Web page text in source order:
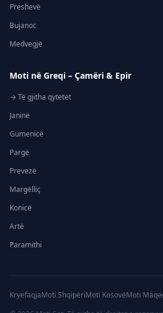
Preshevë
Bujanoc
Medvegjë
Moti në Greqi – Çamëri & Epir
→ Të gjitha qytetet
Janinë
Gumenicë
Pargë
Prevezë
Margëlliç
Konicë
Artë
Paramithi
KryefaqjaMoti ShqipëriMoti KosovëMoti